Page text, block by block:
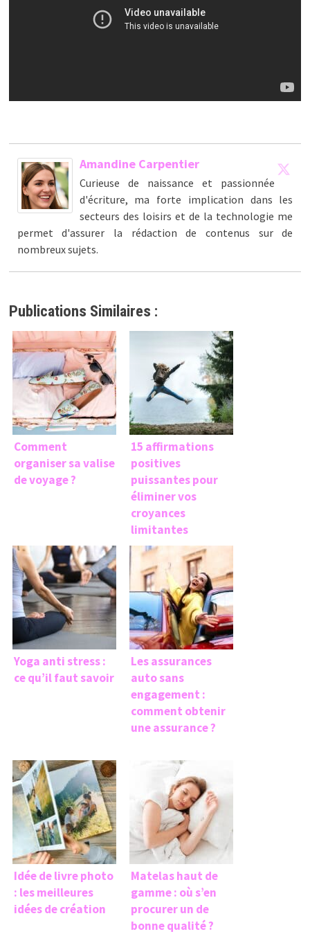
Amandine Carpentier
Curieuse de naissance et passionnée
d'écriture, ma forte implication dans les
secteurs des loisirs et de la technologie me
permet d'assurer la rédaction de contenus sur de
nombreux sujets.
Publications Similaires :
Comment
organiser sa valise
de voyage ?
15 affirmations
positives
puissantes pour
éliminer vos
croyances
limitantes
Yoga anti stress :
ce qu’il faut savoir
Les assurances
auto sans
engagement :
comment obtenir
une assurance ?
Idée de livre photo
: les meilleures
idées de création
Matelas haut de
gamme : où s’en
procurer un de
bonne qualité ?